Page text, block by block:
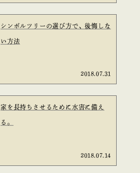
シンボルツリーの選び方で、後悔しな
い方法
2018.07.31
家を長持ちさせるために水害に備え
る。
2018.07.14